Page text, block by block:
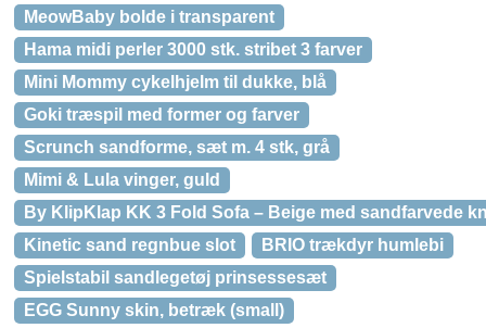
MeowBaby bolde i transparent
Hama midi perler 3000 stk. stribet 3 farver
Mini Mommy cykelhjelm til dukke, blå
Goki træspil med former og farver
Scrunch sandforme, sæt m. 4 stk, grå
Mimi & Lula vinger, guld
By KlipKlap KK 3 Fold Sofa – Beige med sandfarvede
Kinetic sand regnbue slot
BRIO trækdyr humlebi
Spielstabil sandlegetøj prinsessesæt
EGG Sunny skin, betræk (small)